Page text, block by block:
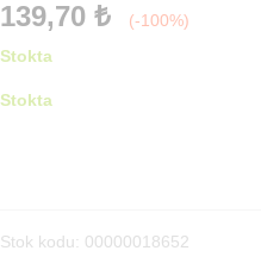
139,70 ₺
(-100%)
Stokta
Stokta
Stok kodu: 00000018652